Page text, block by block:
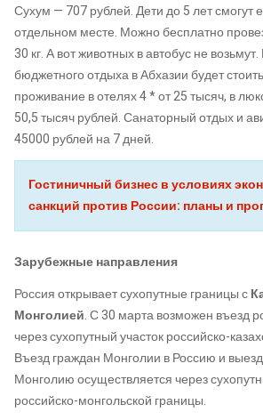
Сухум — 707 рублей. Дети до 5 лет смогут
отдельном месте. Можно бесплатно
30 кг. А вот животных в автобус не
бюджетного отдыха в Абхазии будет
проживание в отелях 4 * от 25 тысяч, в
50,5 тысяч рублей. Санаторный отдых и
45000 рублей на 7 дней.
Гостиничный бизнес в условиях
санкций против России: планы и
Зарубежные направления
Россия открывает сухопутные границы с
Монголией. С 30 марта возможен въезд
через сухопутный участок российско-
Въезд граждан Монголии в Россию и
Монголию осуществляется через
российско-монгольской границы.